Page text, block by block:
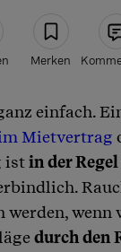
Merken
teileneinfach.
Mietvertrag
istin der
werden, wenn
durch den